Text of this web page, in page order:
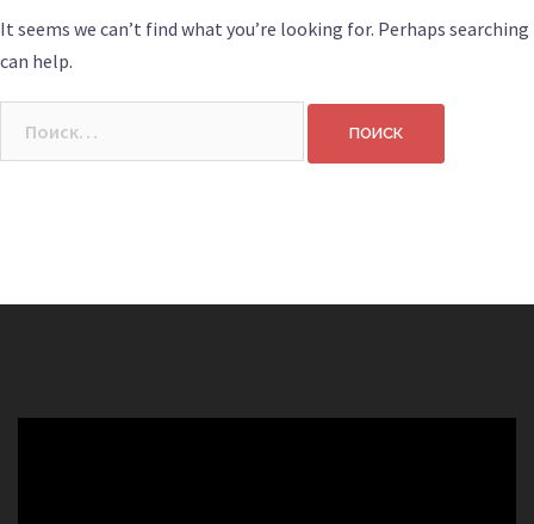
It seems we can’t find what you’re looking for. Perhaps searching
can help.